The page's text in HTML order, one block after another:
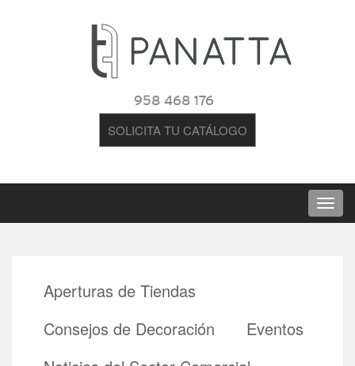
958 468 176
SOLICITA TU CATÁLOGO
Aperturas de Tiendas
Consejos de Decoración
Eventos